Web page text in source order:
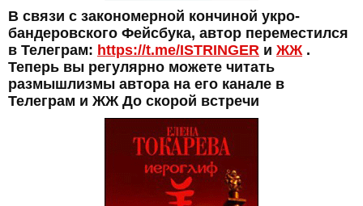
В связи с закономерной кончиной укро-
бандеровского Фейсбука, автор переместился
в Телеграм: https://t.me/ISTRINGER и ЖЖ .
Теперь вы регулярно можете читать
размышлизмы автора на его канале в
Телеграм и ЖЖ До скорой встречи